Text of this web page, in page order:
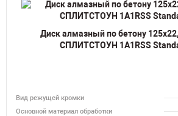
Диск алмазный по бетону
СПЛИТСТОУН 1A1RSS
Вид режущей кромки
Основной материал обработки